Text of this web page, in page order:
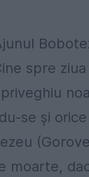
spre
se şi
moarte,